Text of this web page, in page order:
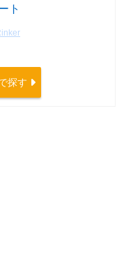
ト
探す